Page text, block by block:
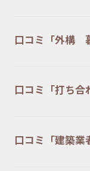
口コミ「外構
口コミ「打ち合
口コミ「建築業